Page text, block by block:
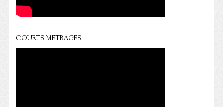
COURTS METRAGES